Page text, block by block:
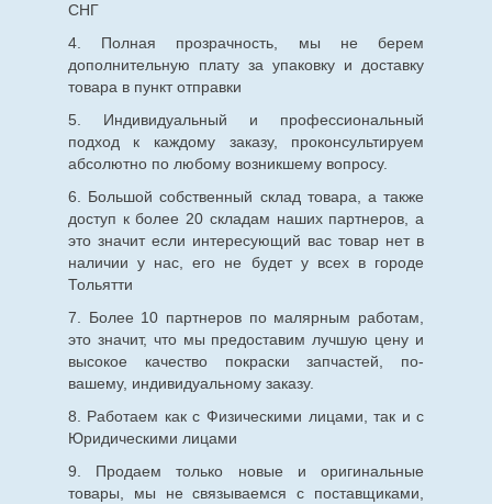
СНГ
4. Полная прозрачность, мы не берем
дополнительную плату за упаковку и доставку
товара в пункт отправки
5. Индивидуальный и профессиональный
подход к каждому заказу, проконсультируем
абсолютно по любому возникшему вопросу.
6. Большой собственный склад товара, а также
доступ к более 20 складам наших партнеров, а
это значит если интересующий вас товар нет в
наличии у нас, его не будет у всех в городе
Тольятти
7. Более 10 партнеров по малярным работам,
это значит, что мы предоставим лучшую цену и
высокое качество покраски запчастей, по-
вашему, индивидуальному заказу.
8. Работаем как с Физическими лицами, так и с
Юридическими лицами
9. Продаем только новые и оригинальные
товары, мы не связываемся с поставщиками,